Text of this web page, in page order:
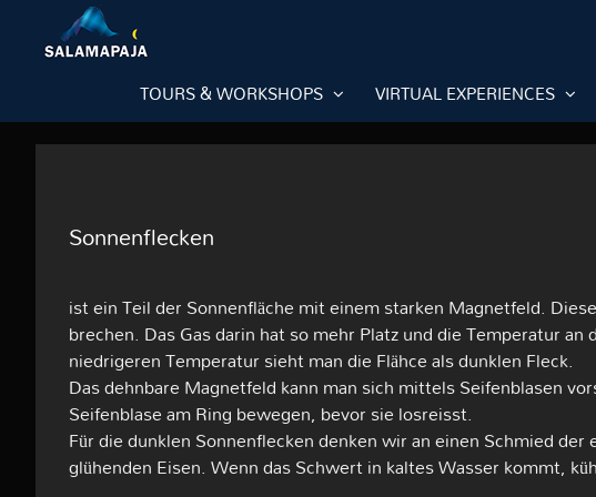
content
TOURS & WORKSHOPS VIRTUAL EXPERIENCES
Sonnenflecken
ist ein Teil der Sonnenfläche mit einem starken Magnetfeld.
brechen. Das Gas darin hat so mehr Platz und die Temperatur
niedrigeren Temperatur sieht man die Flähce als dunklen Fleck.
Das dehnbare Magnetfeld kann man sich mittels Seifenblasen
Seifenblase am Ring bewegen, bevor sie losreisst.
Für die dunklen Sonnenflecken denken wir an einen Schmied
glühenden Eisen. Wenn das Schwert in kaltes Wasser kommt,